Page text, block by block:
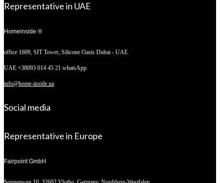
Representative in UAE
Homeinside ®
office 1609, SIT Tower, Silicone Oasis Dubai - UAE
UAE +38093 014 45 21 whatsApp
info@home-inside.ua
Social media
Representative in Europe
Fairpoint GmbH